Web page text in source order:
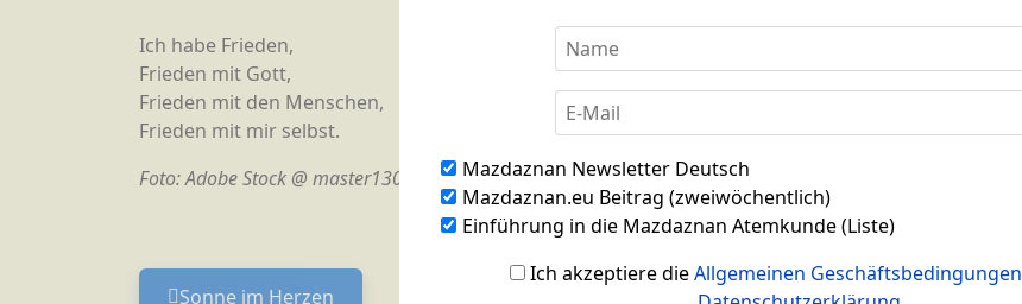
Mazdaznan Newsletter Deutsch
Mazdaznan.eu Beitrag (zweiwöchentlich)
Einführung in die Mazdaznan Atemkunde (Liste)
Ich akzeptiere dieAllgemeinen Geschäftsbedingungen
Ich habe Frieden,
Frieden mit Gott,
Frieden mit den Menschen,
Frieden mit mir selbst.
Foto: Adobe Stock @ master1305
Sonne im Herzen